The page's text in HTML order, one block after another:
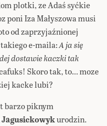
plotki, ze Adaś syćkie
poni Iza Małyszowa musi
od zaprzyjaźnionej
e-maila:A ja się
dostawie kaczki tak
Skoro tak, to… moze
kacke lubi?
barzo piknym
Jagusickowykurodzin.